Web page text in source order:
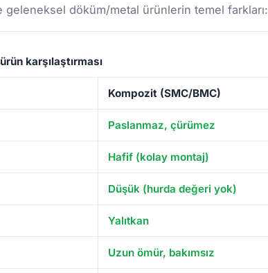
döküm/metal ürünlerin temel farkları:
karşılaştırması
Kompozit (SMC/BMC)
Paslanmaz, çürümez
Hafif (kolay montaj)
Düşük (hurda değeri yok)
Yalıtkan
Uzun ömür, bakımsız